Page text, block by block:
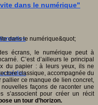
médias
dans le numérique"
écrans, le numérique peut à
C’est d’ailleurs le principal
du papier : à leurs yeux, ils ne
classique, accompagnée du
pallier ce manque de lien concret,
façons de raconter une
s’associent pour créer un récit
un tour d’horizon.